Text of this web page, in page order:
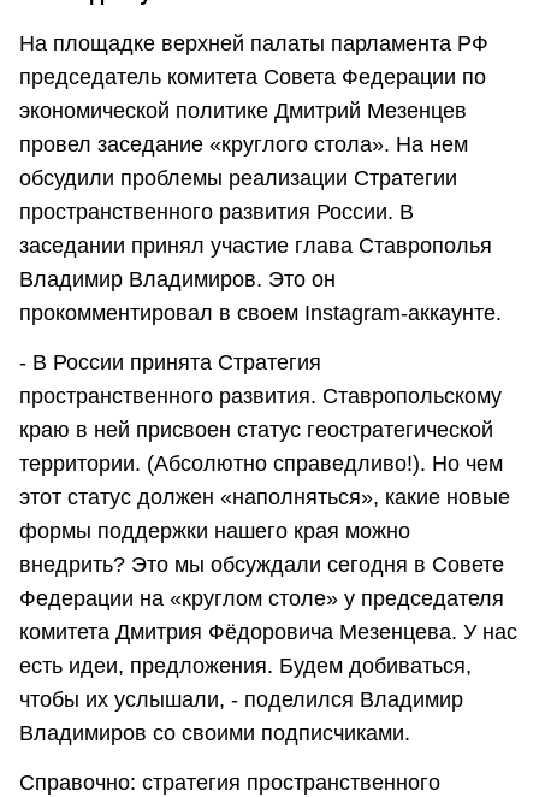
На площадке верхней палаты парламента РФ
председатель комитета Совета Федерации по
экономической политике Дмитрий Мезенцев
провел заседание «круглого стола». На нем
обсудили проблемы реализации Стратегии
пространственного развития России. В
заседании принял участие глава Ставрополья
Владимир Владимиров. Это он
прокомментировал в своем Instagram-аккаунте.
- В России принята Стратегия
пространственного развития. Ставропольскому
краю в ней присвоен статус геостратегической
территории. (Абсолютно справедливо!). Но чем
этот статус должен «наполняться», какие новые
формы поддержки нашего края можно
внедрить? Это мы обсуждали сегодня в Совете
Федерации на «круглом столе» у председателя
комитета Дмитрия Фёдоровича Мезенцева. У нас
есть идеи, предложения. Будем добиваться,
чтобы их услышали, - поделился Владимир
Владимиров со своими подписчиками.
Справочно: стратегия пространственного